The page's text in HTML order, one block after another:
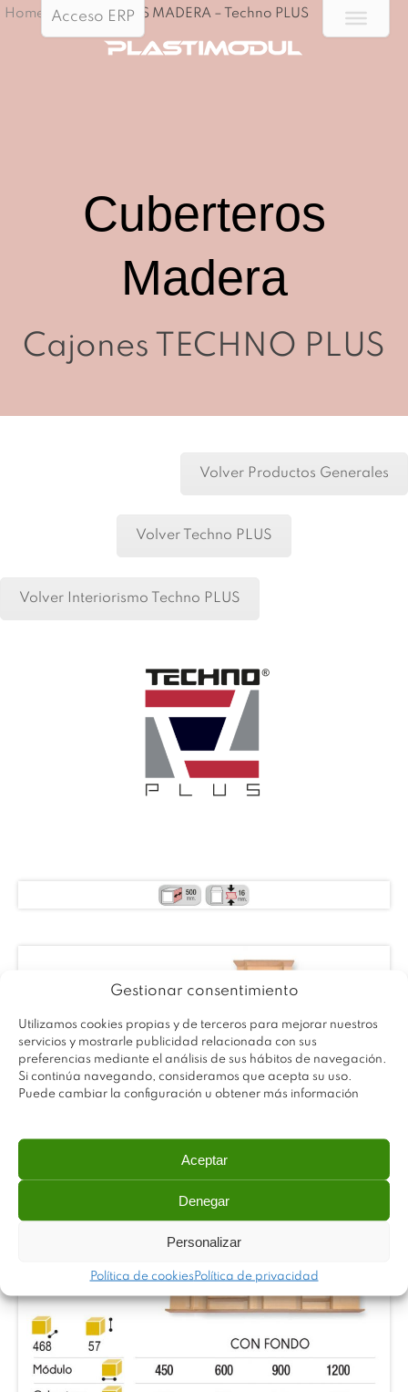
Gestionar consentimiento
Utilizamos cookies propias y de terceros para mejorar nuestros
servicios y mostrarle publicidad relacionada con sus
preferencias mediante el análisis de sus hábitos de navegación.
Si continúa navegando, consideramos que acepta su uso.
Puede cambiar la configuración u obtener más información
Aceptar
Denegar
Personalizar
Política de cookies Política de privacidad
Acceso ERP
Home / CUBERTEROS MADERA – Techno PLUS
Cuberteros
Madera
Cajones TECHNO PLUS
Volver Productos Generales
Volver Techno PLUS
Volver Interiorismo Techno PLUS